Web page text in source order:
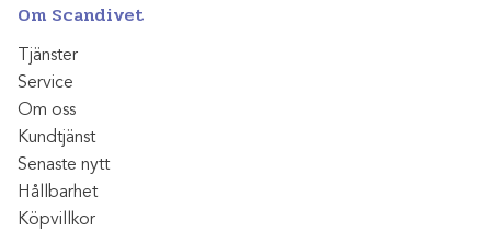
Om Scandivet
Tjänster
Service
Om oss
Kundtjänst
Senaste nytt
Hållbarhet
Köpvillkor